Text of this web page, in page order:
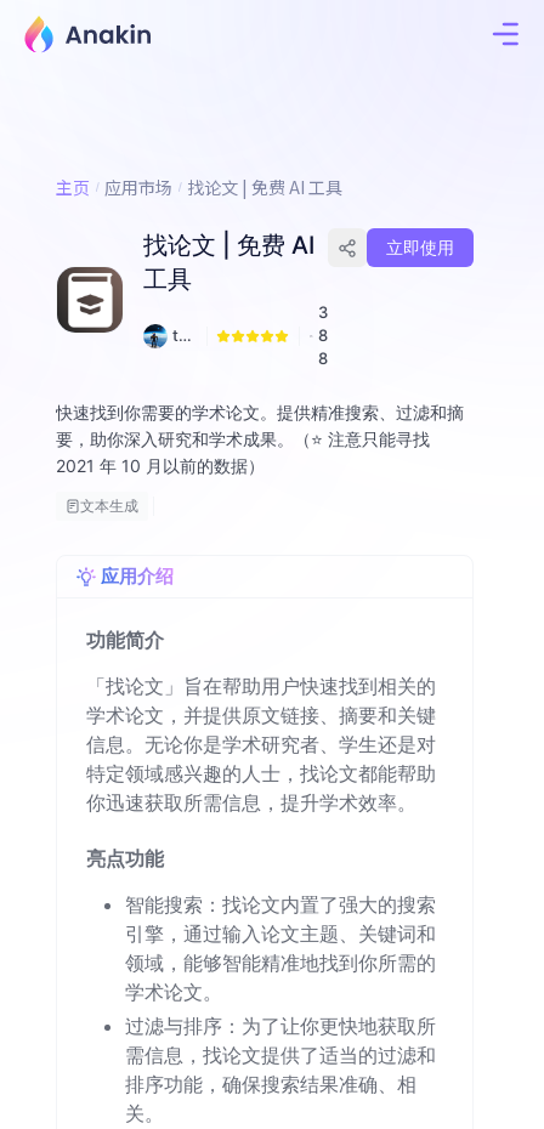
主页 应用市场 找论文 | 免费 AI 工具
找论文 | 免费 AI
工具
tof
g
3
8
8
立即使用
快速找到你需要的学术论文。提供精准搜索、过滤和摘
要，助你深入研究和学术成果。（⭐️ 注意只能寻找
2021 年 10 月以前的数据）
文本生成
应用介绍
功能简介
「找论文」旨在帮助用户快速找到相关的
学术论文，并提供原文链接、摘要和关键
信息。无论你是学术研究者、学生还是对
特定领域感兴趣的人士，找论文都能帮助
你迅速获取所需信息，提升学术效率。
亮点功能
智能搜索：找论文内置了强大的搜索
引擎，通过输入论文主题、关键词和
领域，能够智能精准地找到你所需的
学术论文。
过滤与排序：为了让你更快地获取所
需信息，找论文提供了适当的过滤和
排序功能，确保搜索结果准确、相
关。